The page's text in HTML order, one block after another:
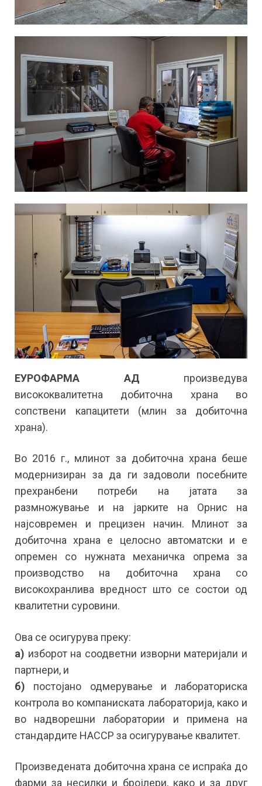
ЕУРОФАРМА АД произведува
висококвалитетна добиточна храна во
сопствени капацитети (млин за добиточна
храна).
Во 2016 г., млинот за добиточна храна беше
модернизиран за да ги задоволи посебните
прехранбени потреби на јатата за
размножување и на јарките на Орнис на
најсовремен и прецизен начин. Млинот за
добиточна храна е целосно автоматски и е
опремен со нужната механичка опрема за
производство на добиточна храна со
високохранлива вредност што се состои од
квалитетни суровини.
Ова се осигурува преку:
а) изборот на соодветни изворни материјали и
партнери, и
б) постојано одмерување и лабораториска
контрола во компаниската лабораторија, како и
во надворешни лаборатории и примена на
стандардите HACCP за осигурување квалитет.
Произведената добиточна храна се испраќа до
фарми за несилки и бројлери, како и за друг